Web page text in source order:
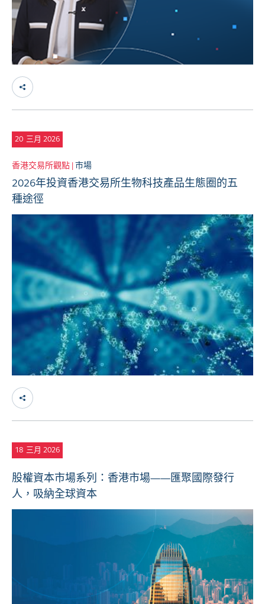
20 三月 2026
香港交易所觀點 |市場
2026年投資香港交易所生物科技產品生態圈的五
種途徑
18 三月 2026
股權資本市場系列：香港市場——匯聚國際發行
人，吸納全球資本